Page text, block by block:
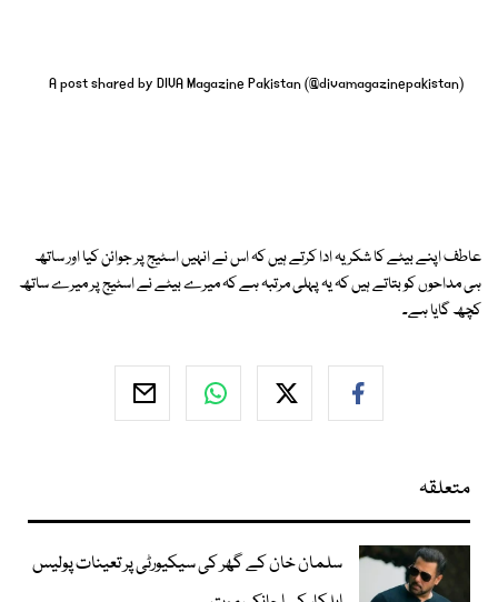
A post shared by DIVA Magazine Pakistan (@divamagazinepakistan)
عاطف اپنے بیٹے کا شکریہ ادا کرتے ہیں کہ اس نے انہیں اسٹیج پر جوائن کیا اور ساتھ
ہی مداحوں کو بتاتے ہیں کہ یہ پہلی مرتبہ ہے کہ میرے بیٹے نے اسٹیج پر میرے ساتھ
کچھ گایا ہے۔
متعلقہ
سلمان خان کے گھر کی سیکیورٹی پر تعینات پولیس